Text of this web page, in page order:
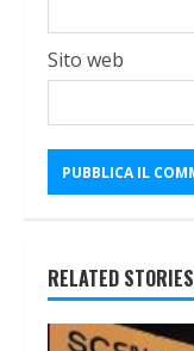
Sito web
RELATED STORIES